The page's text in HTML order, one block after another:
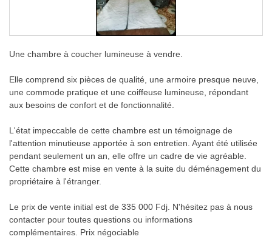
Une chambre à coucher lumineuse à vendre.
Elle comprend six pièces de qualité, une armoire presque neuve,
une commode pratique et une coiffeuse lumineuse, répondant
aux besoins de confort et de fonctionnalité.
L'état impeccable de cette chambre est un témoignage de
l'attention minutieuse apportée à son entretien. Ayant été utilisée
pendant seulement un an, elle offre un cadre de vie agréable.
Cette chambre est mise en vente à la suite du déménagement du
propriétaire à l'étranger.
Le prix de vente initial est de 335 000 Fdj. N'hésitez pas à nous
contacter pour toutes questions ou informations
complémentaires. Prix négociable